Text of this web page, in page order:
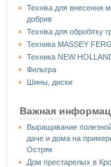
Техніка для внесення
добрив
Техніка для обробітку
Техника MASSEY
Техника NEW
Фильтра
Шины, диски
Важная
Выращивание
даче и дома на
Остряк
Дом престарелых в